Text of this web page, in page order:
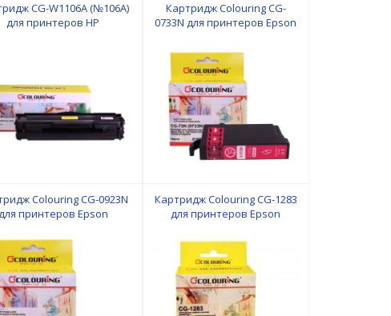
M428fdw/Canon
MF446x/MF449x
CG-W1106A (№106A)
для принтеров HP
Картридж Colouring CG-
0733N для принтеров Epson
Colouring CG-0923N
принтеров Epson
Картридж Colouring CG-1283
для принтеров Epson